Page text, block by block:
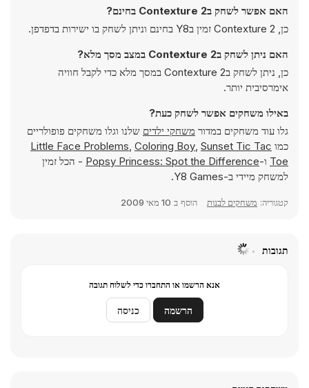
האם אפשר לשחק בContexture 2 בחינם?
כן, Contexture 2 זמין בY8 בחינם וניתן לשחק בו ישירות בדפדפן.
האם ניתן לשחק בContexture 2 במצב מסך מלא?
כן, ניתן לשחק בContexture 2 במסך מלא כדי לקבל חוויה
אימרסיבית יותר.
באילו משחקים אפשר לשחק כעת?
גלו עוד משחקים במדור משחקי ילדים שלנו וגלו משחקים פופולריים
כמו
Little Face Problems, Coloring Boy, Sunset Tic Tac
Toe ו-Popsy Princess: Spot the Difference - הכל זמין
למשחק מיידי ב-Y8 Games.
קטגוריה: משחקים לבנות הוסף ב 10 מאי 2009
תגובות
אנא הרשמו או התחברו כדי לשלוח תגובה
הרשמה כניסה